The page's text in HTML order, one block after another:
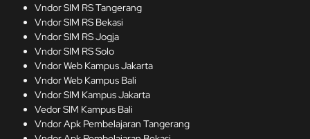
Vndor SIM RS Tangerang
Vndor SIM RS Bekasi
Vndor SIM RS Jogja
Vndor SIM RS Solo
Vndor Web Kampus Jakarta
Vndor Web Kampus Bali
Vndor SIM Kampus Jakarta
Vedor SIM Kampus Bali
Vndor Apk Pembelajaran Tangerang